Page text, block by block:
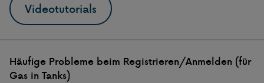
Videotutorials
Häufige Probleme beim Registrieren/Anmelden (für
Gas in Tanks)